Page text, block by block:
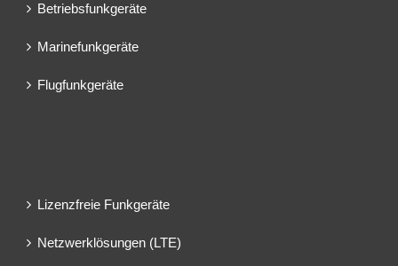
Betriebsfunkgeräte
Marinefunkgeräte
Flugfunkgeräte
Lizenzfreie Funkgeräte
Netzwerklösungen (LTE)